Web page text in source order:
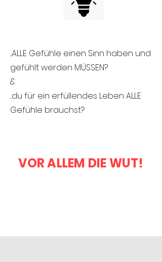
...ALLE Gefühle einen Sinn haben und
gefühlt werden MÜSSEN?
&
...du für ein erfüllendes Leben ALLE
Gefühle brauchst?
VOR ALLEM DIE WUT!